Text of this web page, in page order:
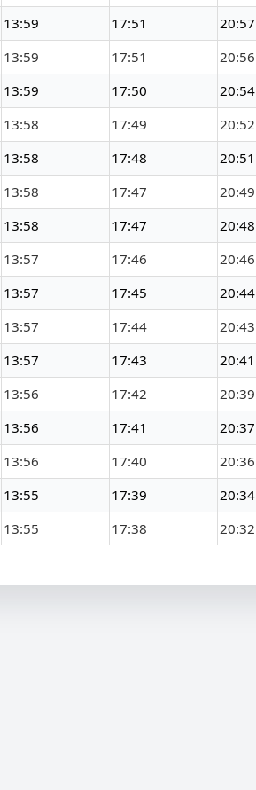
13:59 17:51 20:57
13:59 17:51 20:56
13:59 17:50 20:54
13:58 17:49 20:52
13:58 17:48 20:51
13:58 17:47 20:49
13:58 17:47 20:48
13:57 17:46 20:46
13:57 17:45 20:44
13:57 17:44 20:43
13:57 17:43 20:41
13:56 17:42 20:39
13:56 17:41 20:37
13:56 17:40 20:36
13:55 17:39 20:34
13:55 17:38 20:32